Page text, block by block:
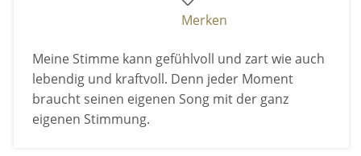
Merken
Meine Stimme kann gefühlvoll und zart wie auch
lebendig und kraftvoll. Denn jeder Moment
braucht seinen eigenen Song mit der ganz
eigenen Stimmung.